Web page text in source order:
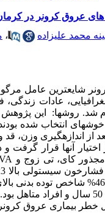
عروق کرونر در
محمد علیزاده ،
شایع­ترین عامل
عادات
از اندازه­گیری وزن­،
اختیار آنها قرار
مربوط به گروه سنی بالای
خطر بیماری عروق